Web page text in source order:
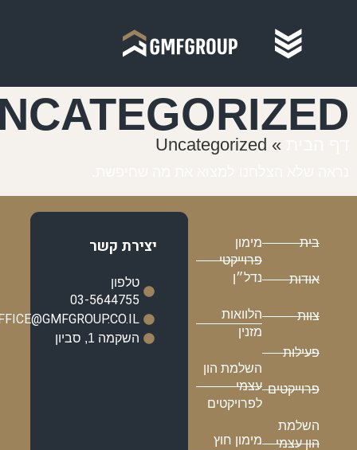
Uncategorized
פעילות
פרוייקטים
השלמת
הון עצמי
מימון
פרוייקטי
נדל״ן
הלוואות
השלמת הון
עצמי
לפרויקטים
מימון חוץ
יצירת קשר
03-5644755
OFFICE@GMFGROUP.CO.IL
השקמה 1, סביון